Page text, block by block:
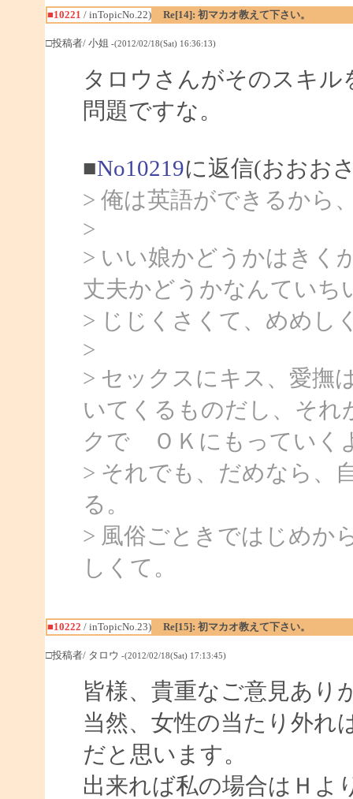
■10221 / inTopicNo.22) Re[14]: 初マカオ教えて下さい。
□投稿者/ 小姐 -(2012/02/18(Sat) 16:36:13)
タロウさんがそのスキル
問題ですな。
■No10219に返信(おおお
> 俺は英語ができるから
>
> いい娘かどうかはきく
丈夫かどうかなんていち
> じじくさくて、めめし
>
> セックスにキス、愛撫
いてくるものだし、それ
クで ＯＫにもっていく
> それでも、だめなら、
る。
> 風俗ごときではじめか
しくて。
■10222 / inTopicNo.23) Re[15]: 初マカオ教えて下さい。
□投稿者/ タロウ -(2012/02/18(Sat) 17:13:45)
皆様、貴重なご意見あり
当然、女性の当たり外れ
だと思います。
出来れば私の場合はＨよ